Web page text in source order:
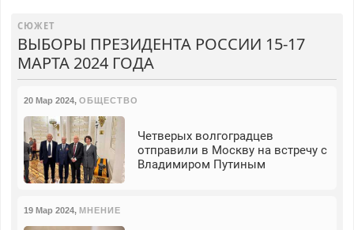
СЮЖЕТ
ВЫБОРЫ ПРЕЗИДЕНТА РОССИИ 15-17
МАРТА 2024 ГОДА
20 Мар 2024, ОБЩЕСТВО
Четверых волгоградцев
отправили в Москву на встречу с
Владимиром Путиным
19 Мар 2024, МНЕНИЕ